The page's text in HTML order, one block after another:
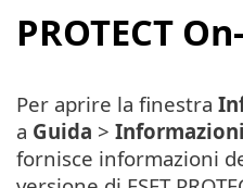
PROTECT
Per aprire la finestra
a Guida > Informazioni
fornisce informazioni